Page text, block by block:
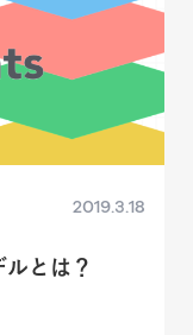
2019.3.18
とは？